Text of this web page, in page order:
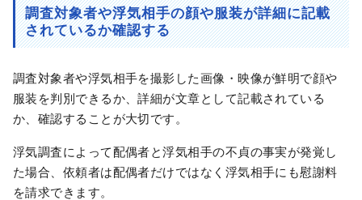
調査対象者や浮気相手の顔や服装が詳細に記載
されているか確認する
調査対象者や浮気相手を撮影した画像・映像が鮮明で顔や
服装を判別できるか、詳細が文章として記載されている
か、確認することが大切です。
浮気調査によって配偶者と浮気相手の不貞の事実が発覚し
た場合、依頼者は配偶者だけではなく浮気相手にも慰謝料
を請求できます。